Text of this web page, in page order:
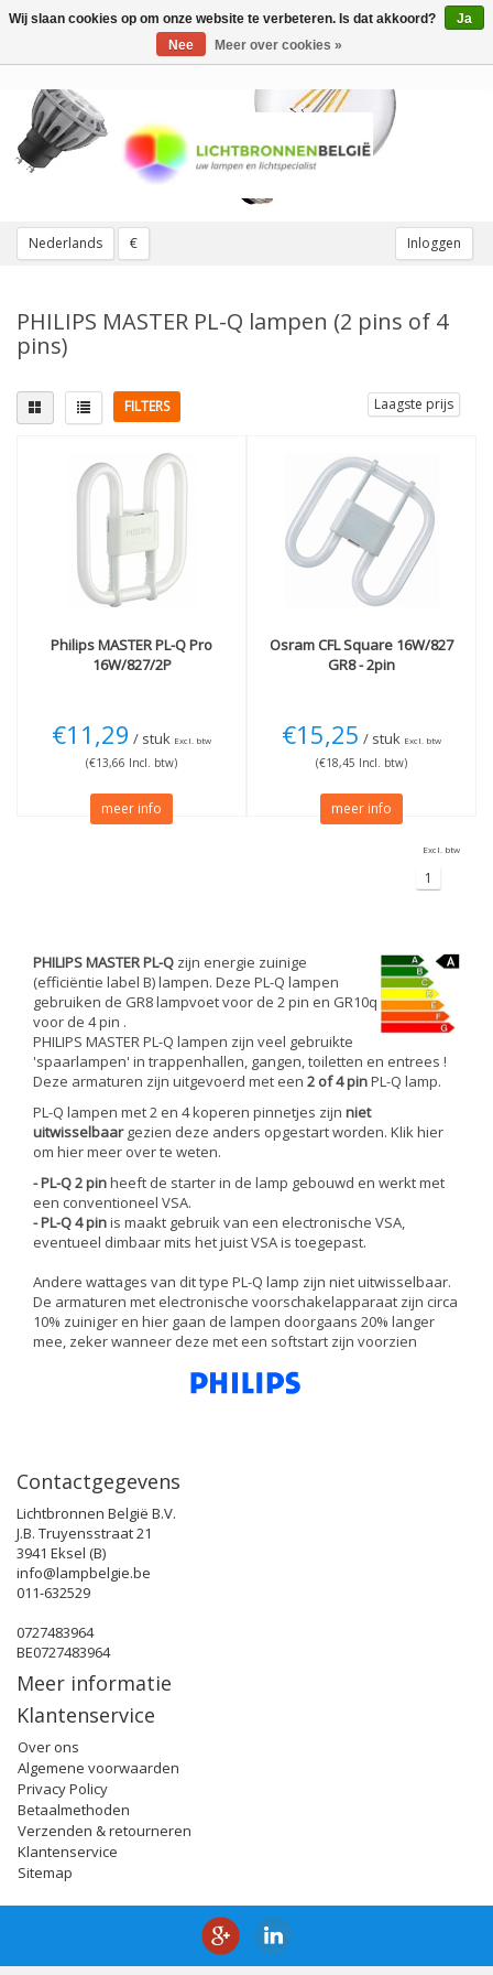
Nederlands € Inloggen
Toggle
PHILIPS MASTER PL-Q lampen (2 pins of 4
pins)
FILTERS Laagste prijs
Lampvoet Lichtkleur
2700K Extra warm(2)
Wattage
16W
Meer
Dimbaar
(1)
Niet dimbaar(1)
PhilipsMASTER PL-Q Pro
16W/827/2P
€11,29 / stuk Excl. btw
(€13,66 Incl. btw)
meer info
Osram CFL Square 16W/827
GR8 - 2pin
€15,25 / stuk Excl. btw
(€18,45 Incl. btw)
meer info
Excl. btw
1
PHILIPS MASTER PL-Q zijn energie zuinige
(efficiëntie label B) lampen. Deze PL-Q lampen
gebruiken de GR8 lampvoet voor de 2 pin en GR10q
voor de 4 pin .
PHILIPS MASTER PL-Q lampen zijn veel gebruikte
'spaarlampen' in trappenhallen, gangen, toiletten en entrees !
Deze armaturen zijn uitgevoerd met een 2 of 4 pinPL-Q lamp.
PL-Q lampen met 2 en 4 koperen pinnetjes zijn niet
uitwisselbaargezien deze anders opgestart worden. Klik hier
om hier meer over te weten.
- PL-Q 2 pinheeft de starter in de lamp gebouwd en werkt met
een conventioneel VSA.
- PL-Q 4 pinis maakt gebruik van een electronische VSA,
eventueel dimbaar mits het juist VSA is toegepast.
Andere wattages van dit type PL-Q lamp zijn niet uitwisselbaar.
De armaturen met electronische voorschakelapparaat zijn circa
10% zuiniger en hier gaan de lampen doorgaans 20% langer
mee, zeker wanneer deze met een softstart zijn voorzien
Contactgegevens
Lichtbronnen België B.V.
J.B. Truyensstraat 21
3941 Eksel (B)
info@lampbelgie.be
011-632529
0727483964
BE0727483964
Meer informatie
Klantenservice
Over ons
Algemene voorwaarden
Privacy Policy
Betaalmethoden
Verzenden & retourneren
Klantenservice
Sitemap
Wij slaan cookies op om onze website te verbeteren. Is dat akkoord?
Ja
Nee
Meer over cookies »